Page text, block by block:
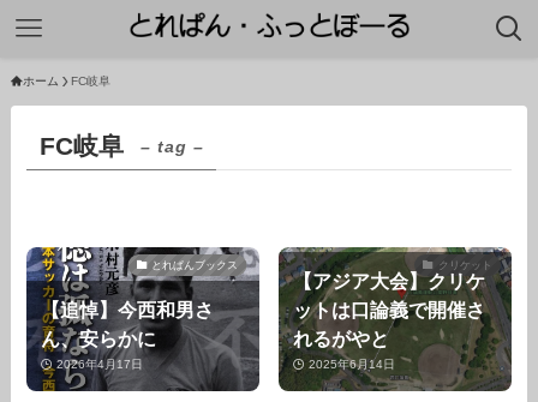
ホーム FC岐阜
FC岐阜 – tag –
とれぱんブックス
【追悼】今西和男さ
ん、安らかに
2026年4月17日
クリケット
【アジア大会】クリケ
ットは口論義で開催さ
れるがやと
2025年6月14日